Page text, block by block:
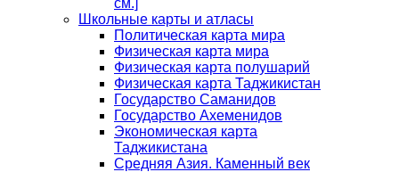
Школьные карты и атласы
Политическая карта мира
Физическая карта мира
Физическая карта полушарий
Физическая карта Таджикистан
Государство Саманидов
Государство Ахеменидов
Экономическая карта
Таджикистана
Средняя Азия. Каменный век